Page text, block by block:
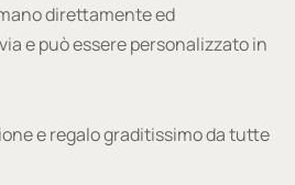
direttamente ed
e può essere personalizzato in
e regalo graditissimo da tutte